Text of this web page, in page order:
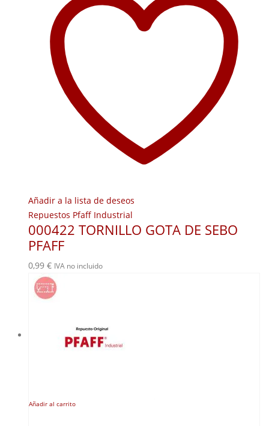
Añadir a la lista de deseos
Repuestos Pfaff Industrial
000422 TORNILLO GOTA DE SEBO
PFAFF
0,99 € IVA no incluido
Añadir al carrito